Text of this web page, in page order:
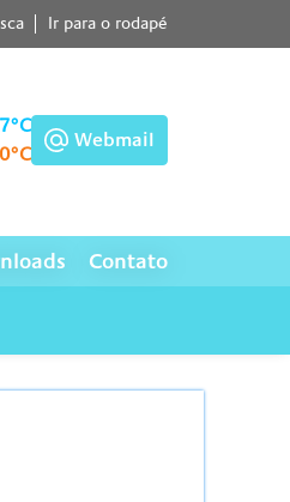
Ir para o rodapé
Webmail
Contato